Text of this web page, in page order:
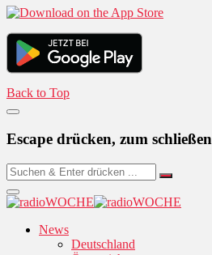
Back to Top
Escape drücken, zum schließen
News
Deutschland